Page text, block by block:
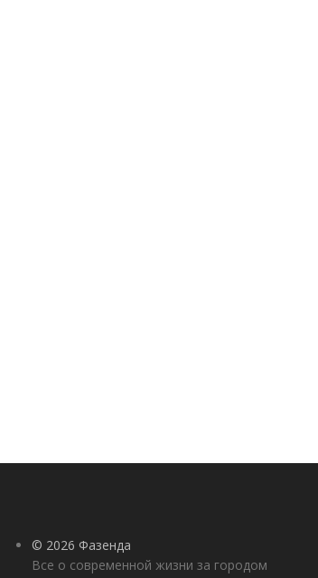
© 2026 Фазенда
Все о современной жизни за городом